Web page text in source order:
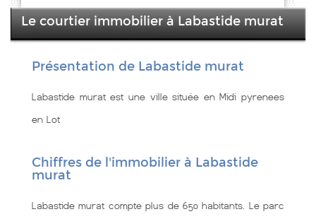
Le courtier immobilier à Labastide murat
Présentation de Labastide murat
Labastide murat est une ville située en Midi pyrenees
en Lot
Chiffres de l'immobilier à Labastide
murat
Labastide murat compte plus de 650 habitants. Le parc